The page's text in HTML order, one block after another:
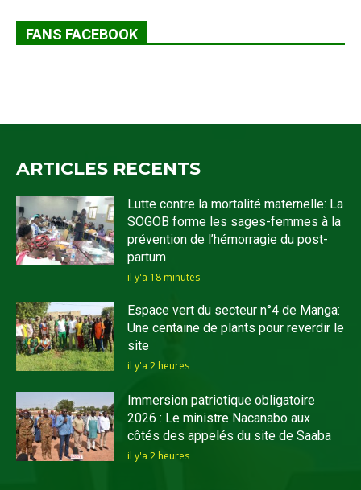
FANS FACEBOOK
ARTICLES RECENTS
Lutte contre la mortalité maternelle: La
SOGOB forme les sages-femmes à la
prévention de l’hémorragie du post-
partum
il y'a 18 minutes
Espace vert du secteur n°4 de Manga:
Une centaine de plants pour reverdir le
site
il y'a 2 heures
Immersion patriotique obligatoire
2026 : Le ministre Nacanabo aux
côtés des appelés du site de Saaba
il y'a 2 heures